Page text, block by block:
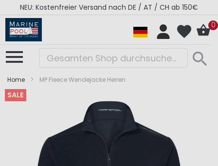
NEU: Kostenfreier Versand nach DE / AT / CH ab 150€
0
Home MP Fleece Wendejacke Herren
SALE
Zum
Bildergalerie
springen
Zum
Bildergalerie
springen